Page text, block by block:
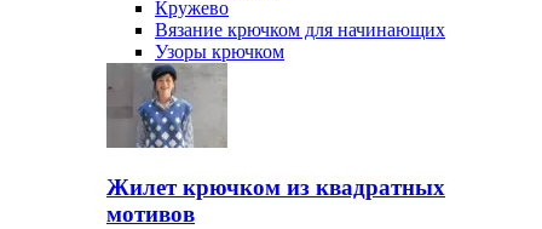
Кружево
Вязание крючком для начинающих
Узоры крючком
Жилет крючком из квадратных
мотивов